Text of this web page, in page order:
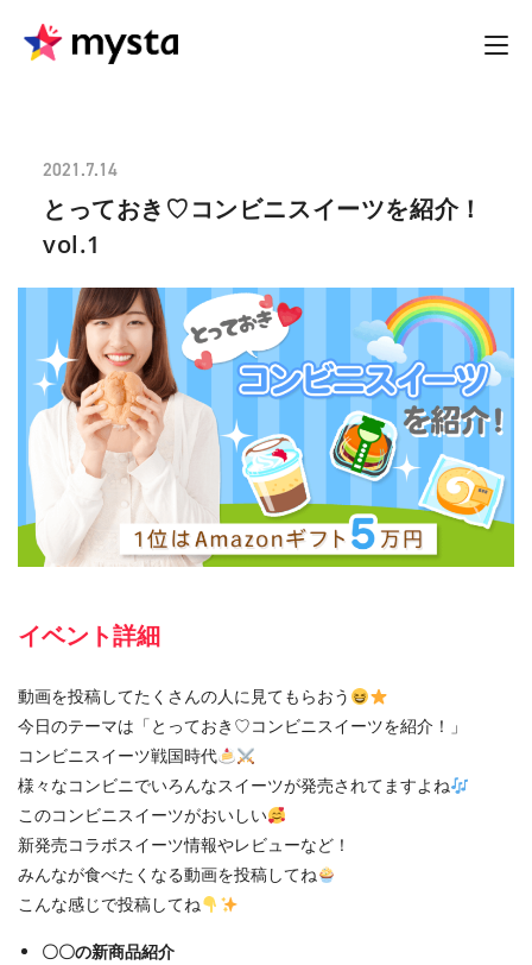
2021.7.14
とっておき♡コンビニスイーツを紹介！
vol.1
イベント詳細
動画を投稿してたくさんの人に見てもらおう
今日のテーマは「とっておき♡コンビニスイーツを紹介！」
コンビニスイーツ戦国時代
様々なコンビニでいろんなスイーツが発売されてますよね
このコンビニスイーツがおいしい
新発売コラボスイーツ情報やレビューなど！
みんなが食べたくなる動画を投稿してね
こんな感じで投稿してね
〇〇の新商品紹介